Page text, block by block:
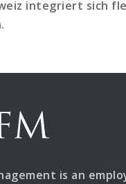
integriert sich
is an